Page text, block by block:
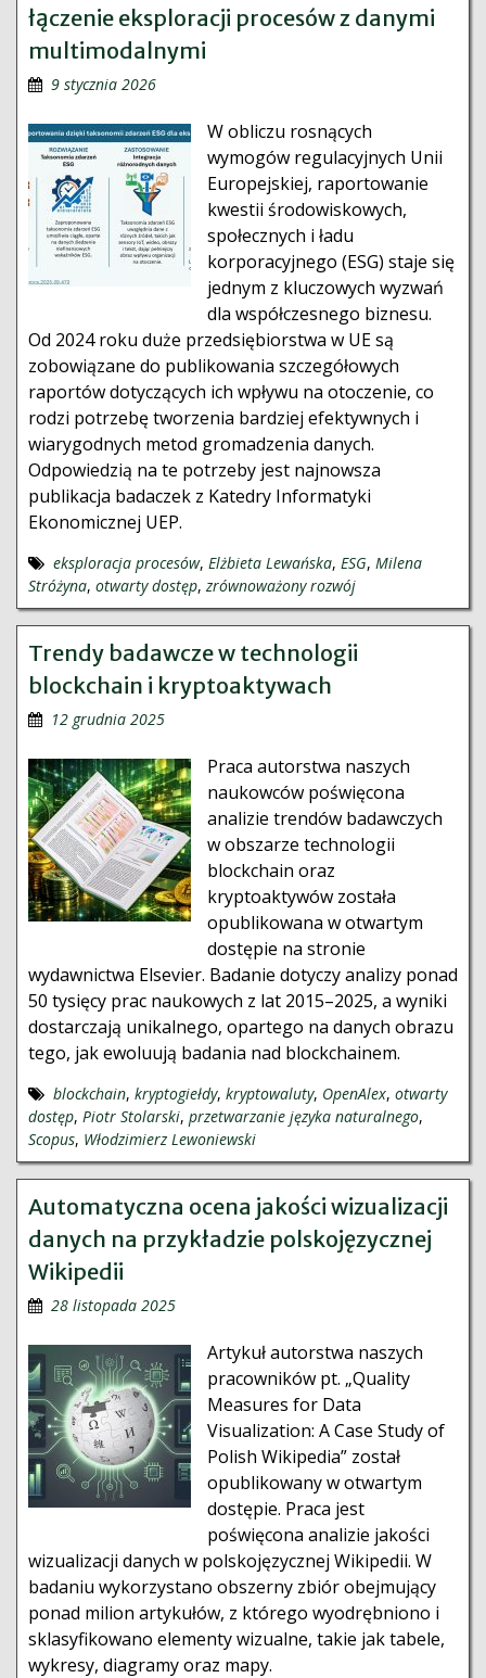
łączenie eksploracji procesów z danymi
multimodalnymi
9 stycznia 2026
W obliczu rosnących
wymogów regulacyjnych Unii
Europejskiej, raportowanie
kwestii środowiskowych,
społecznych i ładu
korporacyjnego (ESG) staje się
jednym z kluczowych wyzwań
dla współczesnego biznesu.
Od 2024 roku duże przedsiębiorstwa w UE są
zobowiązane do publikowania szczegółowych
raportów dotyczących ich wpływu na otoczenie, co
rodzi potrzebę tworzenia bardziej efektywnych i
wiarygodnych metod gromadzenia danych.
Odpowiedzią na te potrzeby jest najnowsza
publikacja badaczek z Katedry Informatyki
Ekonomicznej UEP.
eksploracja procesów, Elżbieta Lewańska, ESG, Milena
Stróżyna, otwarty dostęp,zrównoważony rozwój
Trendy badawcze w technologii
blockchain i kryptoaktywach
12 grudnia 2025
Praca autorstwa naszych
naukowców poświęcona
analizie trendów badawczych
w obszarze technologii
blockchain oraz
kryptoaktywów została
opublikowana w otwartym
dostępie na stronie
wydawnictwa Elsevier. Badanie dotyczy analizy ponad
50 tysięcy prac naukowych z lat 2015–2025, a wyniki
dostarczają unikalnego, opartego na danych obrazu
tego, jak ewoluują badania nad blockchainem.
blockchain, kryptogiełdy, kryptowaluty, OpenAlex, otwarty
dostęp, Piotr Stolarski, przetwarzanie języka naturalnego,
Scopus, Włodzimierz Lewoniewski
Automatyczna ocena jakości wizualizacji
danych na przykładzie polskojęzycznej
Wikipedii
28 listopada 2025
Artykuł autorstwa naszych
pracowników pt. „Quality
Measures for Data
Visualization: A Case Study of
Polish Wikipedia” został
opublikowany w otwartym
dostępie. Praca jest
poświęcona analizie jakości
wizualizacji danych w polskojęzycznej Wikipedii. W
badaniu wykorzystano obszerny zbiór obejmujący
ponad milion artykułów, z którego wyodrębniono i
sklasyfikowano elementy wizualne, takie jak tabele,
wykresy, diagramy oraz mapy.